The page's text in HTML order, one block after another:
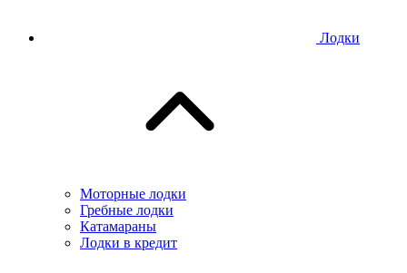
Лодки
Моторные лодки
Гребные лодки
Катамараны
Лодки в кредит